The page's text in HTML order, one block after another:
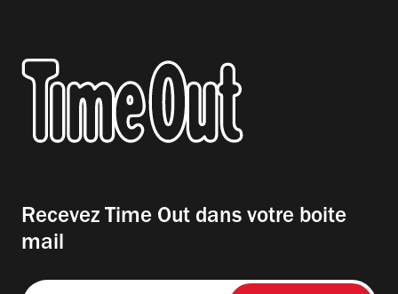
Recevez Time Out dans votre boite
mail
Entrez